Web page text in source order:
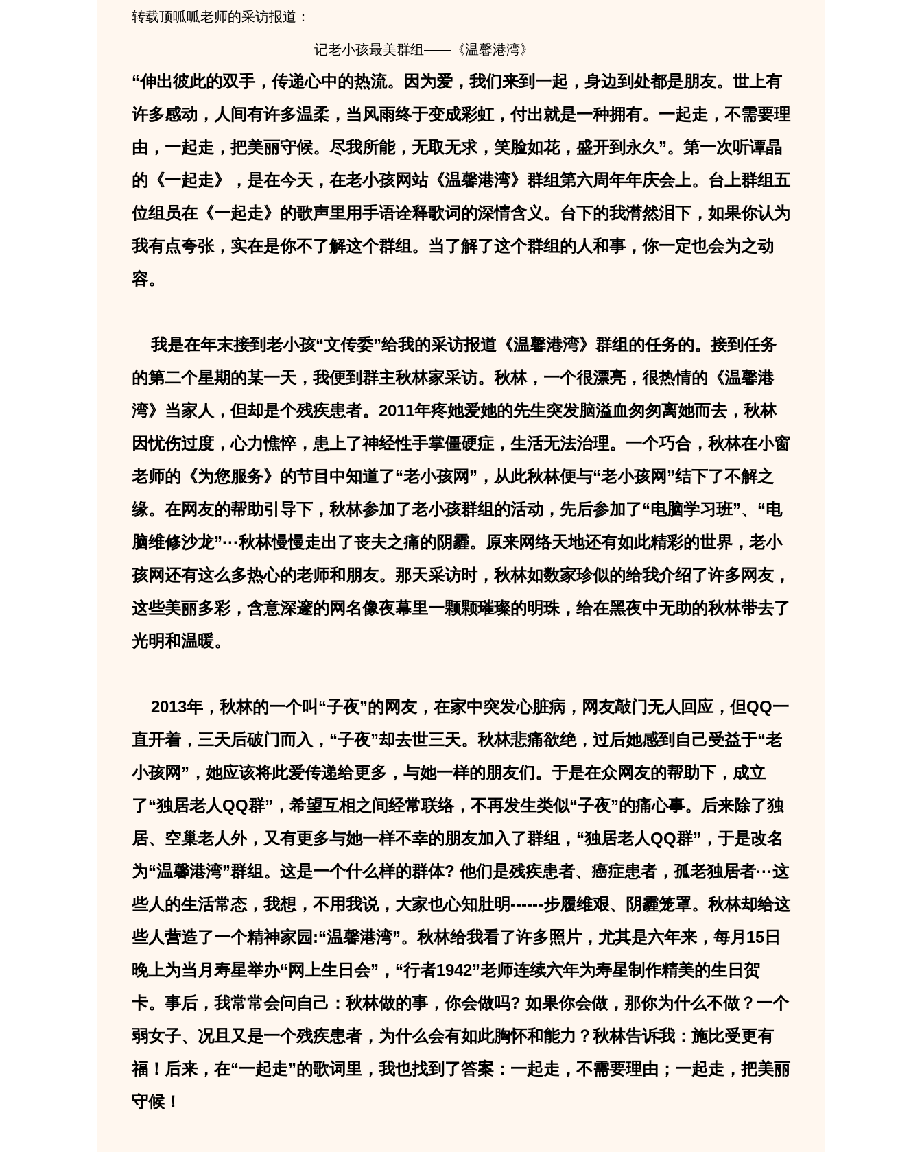
转载顶呱呱老师的采访报道：
记老小孩最美群组——《温馨港湾》
“伸出彼此的双手，传递心中的热流。因为爱，我们来到一起，身边到处都是朋友。世上有
许多感动，人间有许多温柔，当风雨终于变成彩虹，付出就是一种拥有。一起走，不需要理
由，一起走，把美丽守候。尽我所能，无取无求，笑脸如花，盛开到永久”。第一次听谭晶
的《一起走》，是在今天，在老小孩网站《温馨港湾》群组第六周年年庆会上。台上群组五
位组员在《一起走》的歌声里用手语诠释歌词的深情含义。台下的我潸然泪下，如果你认为
我有点夸张，实在是你不了解这个群组。当了解了这个群组的人和事，你一定也会为之动
容。
我是在年末接到老小孩“文传委”给我的采访报道《温馨港湾》群组的任务的。接到任务
的第二个星期的某一天，我便到群主秋林家采访。秋林，一个很漂亮，很热情的《温馨港
湾》当家人，但却是个残疾患者。2011年疼她爱她的先生突发脑溢血匆匆离她而去，秋林
因忧伤过度，心力憔悴，患上了神经性手掌僵硬症，生活无法治理。一个巧合，秋林在小窗
老师的《为您服务》的节目中知道了“老小孩网”，从此秋林便与“老小孩网”结下了不解之
缘。在网友的帮助引导下，秋林参加了老小孩群组的活动，先后参加了“电脑学习班”、“电
脑维修沙龙”···秋林慢慢走出了丧夫之痛的阴霾。原来网络天地还有如此精彩的世界，老小
孩网还有这么多热心的老师和朋友。那天采访时，秋林如数家珍似的给我介绍了许多网友，
这些美丽多彩，含意深邃的网名像夜幕里一颗颗璀璨的明珠，给在黑夜中无助的秋林带去了
光明和温暖。
2013年，秋林的一个叫“子夜”的网友，在家中突发心脏病，网友敲门无人回应，但QQ一
直开着，三天后破门而入，“子夜”却去世三天。秋林悲痛欲绝，过后她感到自己受益于“老
小孩网”，她应该将此爱传递给更多，与她一样的朋友们。于是在众网友的帮助下，成立
了“独居老人QQ群”，希望互相之间经常联络，不再发生类似“子夜”的痛心事。后来除了独
居、空巢老人外，又有更多与她一样不幸的朋友加入了群组，“独居老人QQ群”，于是改名
为“温馨港湾”群组。这是一个什么样的群体? 他们是残疾患者、癌症患者，孤老独居者···这
些人的生活常态，我想，不用我说，大家也心知肚明------步履维艰、阴霾笼罩。秋林却给这
些人营造了一个精神家园:“温馨港湾”。秋林给我看了许多照片，尤其是六年来，每月15日
晚上为当月寿星举办“网上生日会”，“行者1942”老师连续六年为寿星制作精美的生日贺
卡。事后，我常常会问自己：秋林做的事，你会做吗? 如果你会做，那你为什么不做？一个
弱女子、况且又是一个残疾患者，为什么会有如此胸怀和能力？秋林告诉我：施比受更有
福！后来，在“一起走”的歌词里，我也找到了答案：一起走，不需要理由；一起走，把美丽
守候！